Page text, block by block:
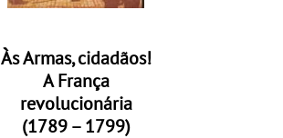
Às Armas, cidadãos!
A França
revolucionária
(1789 – 1799)